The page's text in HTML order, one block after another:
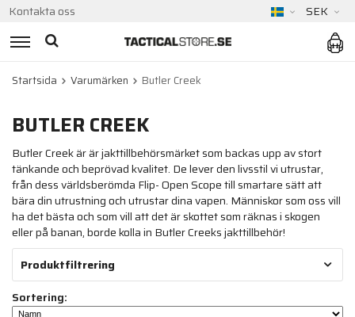
Kontakta oss SEK
Startsida Varumärken Butler Creek
BUTLER CREEK
Butler Creek är är jakttillbehörsmärket som backas upp av stort
tänkande och beprövad kvalitet. De lever den livsstil vi utrustar,
från dess världsberömda Flip- Open Scope till smartare sätt att
bära din utrustning och utrustar dina vapen. Människor som oss vill
ha det bästa och som vill att det är skottet som räknas i skogen
eller på banan, borde kolla in Butler Creeks jakttillbehör!
Produktfiltrering
Sortering: